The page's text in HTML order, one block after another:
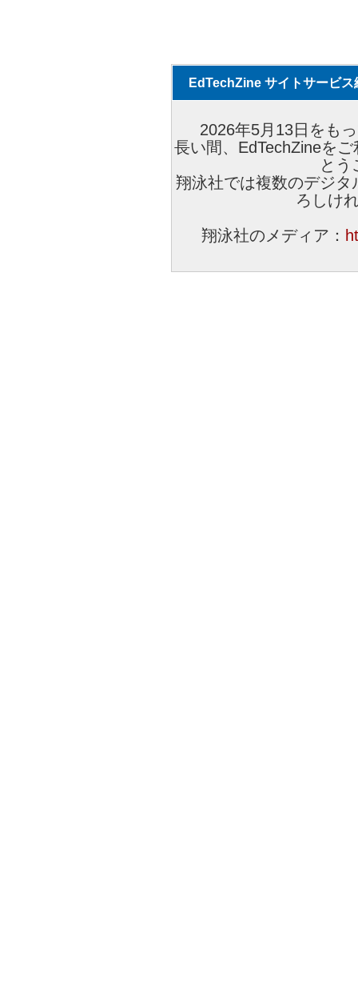
EdTechZine サイトサービス
2026年5月13日をも
長い間、EdTechZineを
とう
翔泳社では複数のデジ
ろしけ
翔泳社のメディア：